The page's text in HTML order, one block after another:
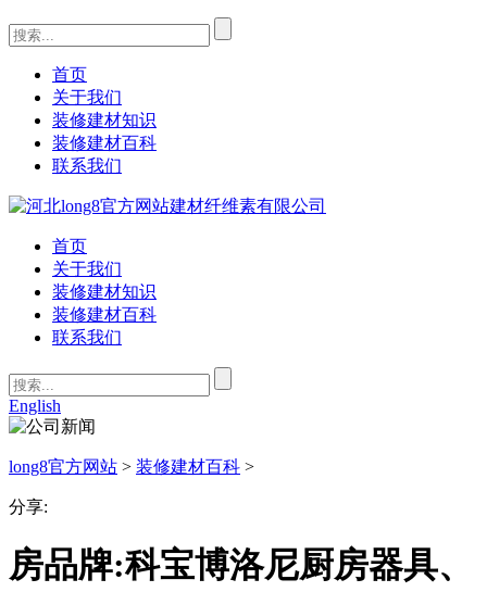
首页
关于我们
装修建材知识
装修建材百科
联系我们
首页
关于我们
装修建材知识
装修建材百科
联系我们
English
long8官方网站 > 装修建材百科 >
分享:
房品牌:科宝博洛尼厨房器具、